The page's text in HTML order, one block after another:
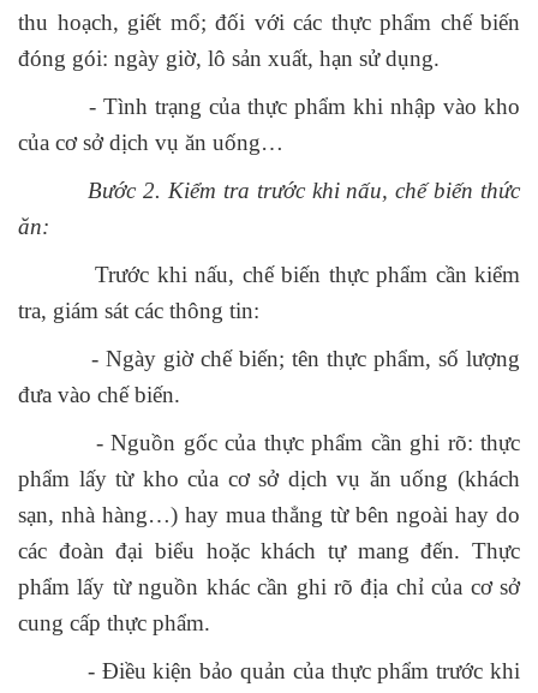
thu hoạch, giết mổ; đối với các thực phẩm chế biến
đóng gói: ngày giờ, lô sản xuất, hạn sử dụng.
- Tình trạng của thực phẩm khi nhập vào kho
của cơ sở dịch vụ ăn uống…
Bước 2. Kiểm tra trước khi nấu, chế biến thức
ăn:
Trước khi nấu, chế biến thực phẩm cần kiểm
tra, giám sát các thông tin:
- Ngày giờ chế biến; tên thực phẩm, số lượng
đưa vào chế biến.
- Nguồn gốc của thực phẩm cần ghi rõ: thực
phẩm lấy từ kho của cơ sở dịch vụ ăn uống (khách
sạn, nhà hàng…) hay mua thẳng từ bên ngoài hay do
các đoàn đại biểu hoặc khách tự mang đến. Thực
phẩm lấy từ nguồn khác cần ghi rõ địa chỉ của cơ sở
cung cấp thực phẩm.
- Điều kiện bảo quản của thực phẩm trước khi